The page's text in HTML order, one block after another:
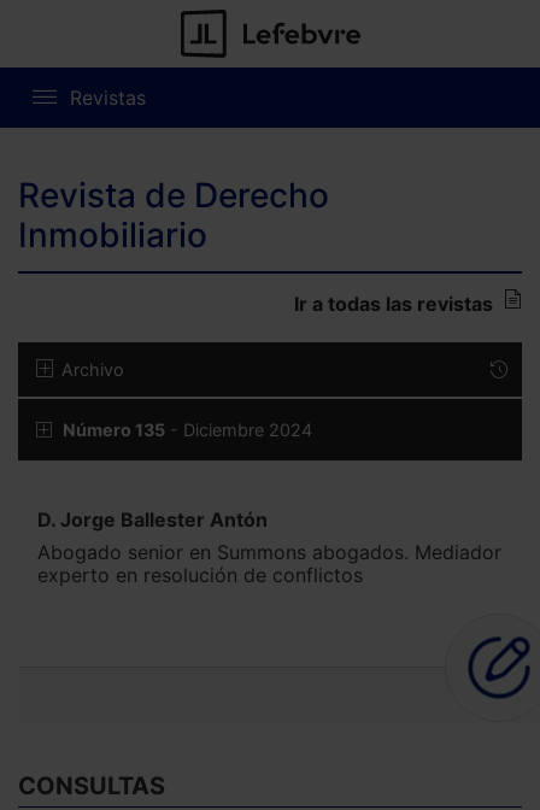
Revistas
Revista de Derecho
Inmobiliario
Ir a todas las revistas
Archivo
Número 135 - Diciembre 2024
D. Jorge Ballester Antón
Abogado senior en Summons abogados. Mediador
experto en resolución de conflictos
CONSULTAS